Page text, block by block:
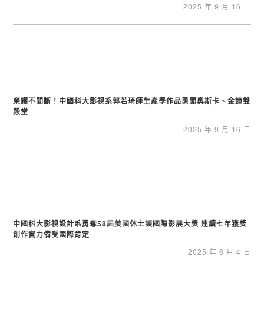
2025 年 9 月 16 日
榮耀不間斷！中國科大影視系郭若琦師生產學作品勇闖奧斯卡、金鐘雙
殿堂
2025 年 9 月 16 日
中國科大影視設計系勇奪58屆美國休士頓國際影展大獎 連續七年獲獎
創作實力備受國際肯定
2025 年 6 月 4 日